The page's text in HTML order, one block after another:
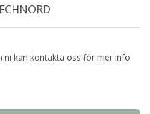
ni kan kontakta oss för mer info